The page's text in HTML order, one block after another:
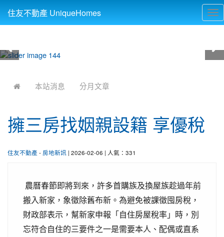
住友不動產 UniqueHomes
本站消息 分月文章
擁三房找姻親設籍 享優稅
住友不動產 - 房地新訊 | 2026-02-06 | 人氣：331
農曆春節即將到來，許多首購族及換屋族趁過年前
搬入新家，象徵除舊布新。為避免被課徵囤房稅，
財政部表示，幫新家申報「自住房屋稅率」時，別
忘符合自住的三要件之一是需要本人、配偶或直系